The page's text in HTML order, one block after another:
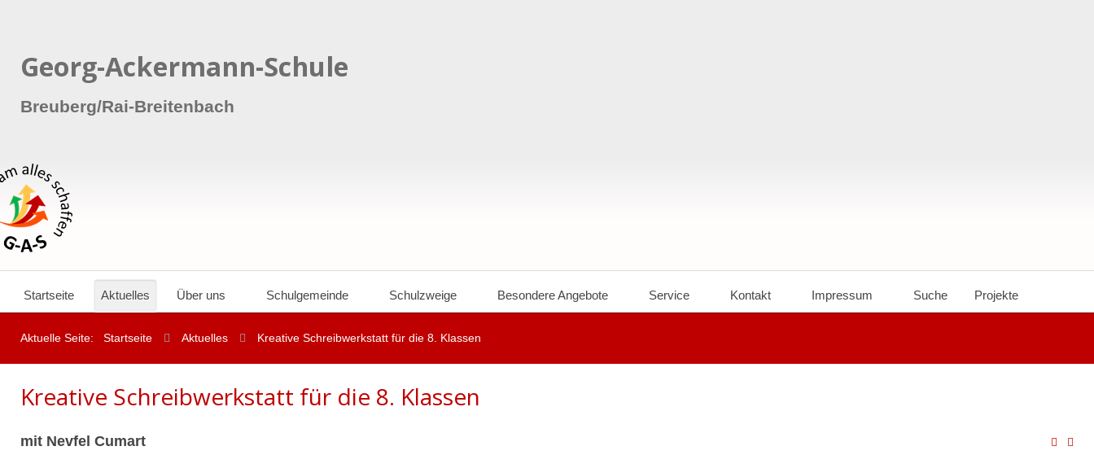
Georg-Ackermann-Schule
Breuberg/Rai-Breitenbach
Startseite Aktuelles Über uns Schulgemeinde Schulzweige Besondere Angebote Service Kontakt Impressum Suche Projekte
Aktuelle Seite: Startseite Aktuelles Kreative Schreibwerkstatt für die 8. Klassen
Kreative Schreibwerkstatt für die 8. Klassen
mit Nevfel Cumart